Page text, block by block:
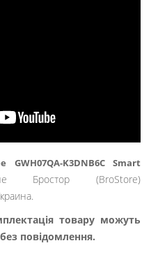
GWH07QA-K3DNB6C Smart
(BroStore)
товару можуть
повідомлення.